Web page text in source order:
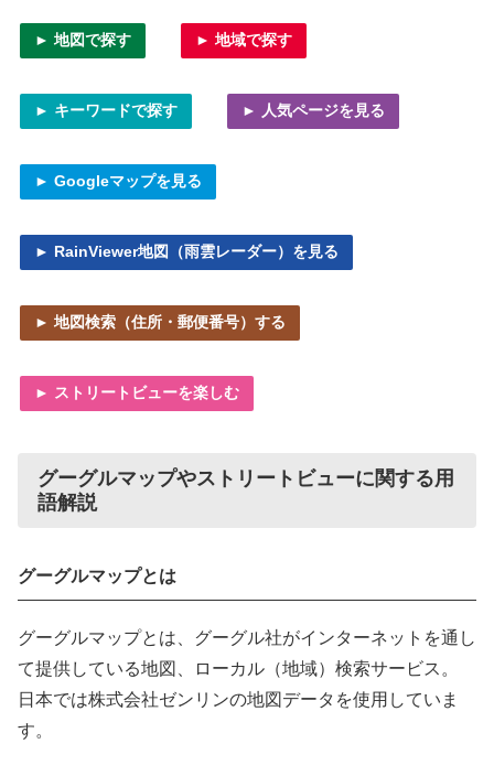
► 地図で探す ► 地域で探す
► キーワードで探す ► 人気ページを見る
► Googleマップを見る
► RainViewer地図（雨雲レーダー）を見る
► 地図検索（住所・郵便番号）する
► ストリートビューを楽しむ
グーグルマップやストリートビューに関する用
語解説
グーグルマップとは
グーグルマップとは、グーグル社がインターネットを通し
て提供している地図、ローカル（地域）検索サービス。
日本では株式会社ゼンリンの地図データを使用していま
す。